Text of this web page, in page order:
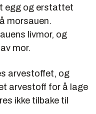
egg og erstattet
morsauen.
livmor, og
mor.
arvestoffet, og
arvestoff for å lage
ikke tilbake til